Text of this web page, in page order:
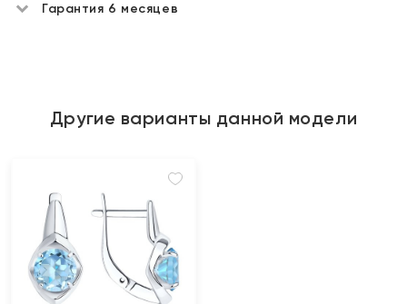
Гарантия 6 месяцев
Другие варианты данной модели